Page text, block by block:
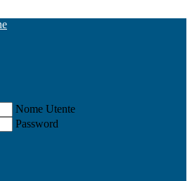
Nome Utente
Password